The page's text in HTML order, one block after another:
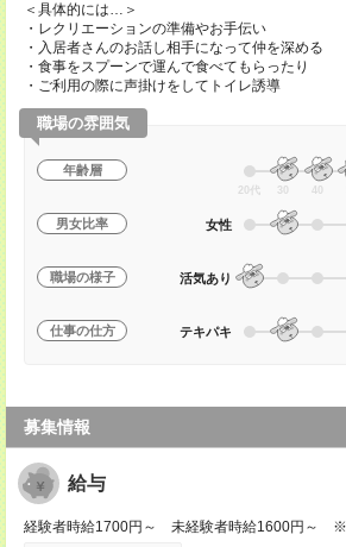
＜具体的には…＞
・レクリエーションの準備やお手伝い
・入居者さんのお話し相手になって仲を深める
・食事をスプーンで運んで食べてもらったり
・ご利用の際に声掛けをしてトイレ誘導
職場の雰囲気
年齢層
20代 30 40
男女比率 女性
職場の様子 活気あり
仕事の仕方 テキパキ
募集情報
給与
経験者時給1700円～ 未経験者時給1600円～ ※